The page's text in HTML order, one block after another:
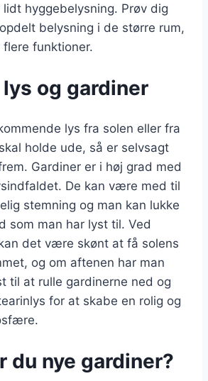
hyggebelysning. Prøv dig
belysning i de større rum,
funktioner.
og gardiner
lys fra solen eller fra
holde ude, så er selvsagt
Gardiner er i høj grad med
De kan være med til
stemning og man kan lukke
som man har lyst til. Ved
det være skønt at få solens
og om aftenen har man
til at rulle gardinerne ned og
for at skabe en rolig og
du nye gardiner?